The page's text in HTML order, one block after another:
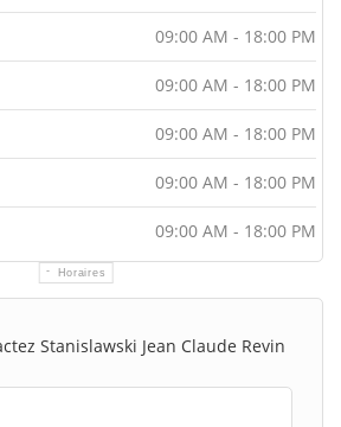
Horaires
09:00 AM - 18:00 PM
09:00 AM - 18:00 PM
09:00 AM - 18:00 PM
09:00 AM - 18:00 PM
09:00 AM - 18:00 PM
Stanislawski Jean Claude Revin